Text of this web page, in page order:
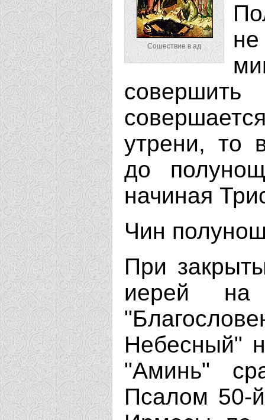
Сошествие в ад
утрени, то
до
начиная
Чин
При
иерей на
Небесный"
"Аминь"
Псалом 50-